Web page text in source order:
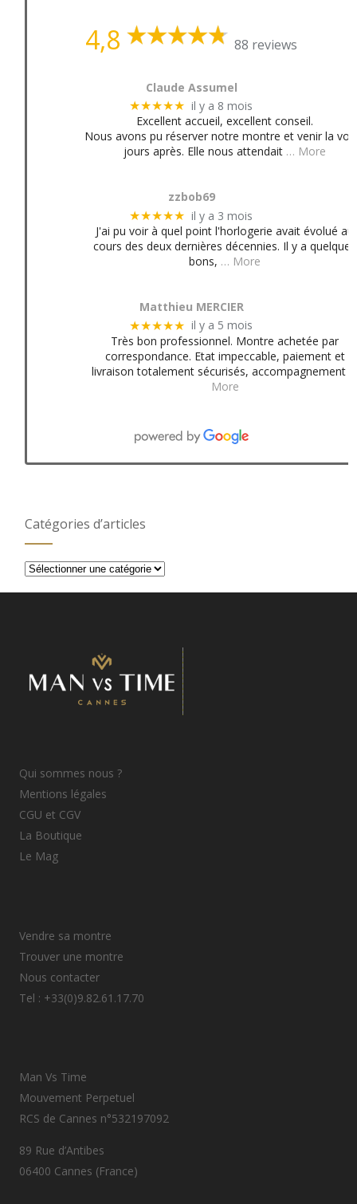
4,8 88 reviews
Claude Assumel
★★★★★ il y a 8 mois
Excellent accueil, excellent conseil.
Nous avons pu réserver notre montre et venir la
jours après. Elle nous attendait … More
zzbob69
★★★★★ il y a 3 mois
J'ai pu voir à quel point l'horlogerie avait évolué au
cours des deux dernières décennies. Il y a quelques
bons, … More
Matthieu MERCIER
★★★★★ il y a 5 mois
Très bon professionnel. Montre achetée par
correspondance. Etat impeccable, paiement et
livraison totalement sécurisés, accompagnement
More
Catégories d’articles
Catégories
Qui sommes nous ?
Mentions légales
CGU et CGV
La Boutique
Le Mag
Vendre sa montre
Trouver une montre
Nous contacter
Tel : +33(0)9.82.61.17.70
Man Vs Time
Mouvement Perpetuel
RCS de Cannes n°532197092
89 Rue d’Antibes
06400 Cannes (France)